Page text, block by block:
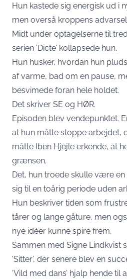
Hun kastede sig energisk ud i
men overså kroppens
Midt under optagelserne til
serien ‘Dicte’ kollapsede hun.
Hun husker, hvordan hun
af varme, bad om en pause,
besvimede foran hele holdet.
Det skriver SE og HØR.
Episoden blev vendepunktet.
at hun måtte stoppe arbejdet,
måtte Iben Hjejle erkende, at
grænsen.
Det, hun troede skulle være
sig til en toårig periode uden
Hun beskriver tiden som
tårer og lange gåture, men
nye idéer kunne spire frem.
Sammen med Signe Lindkvist
‘Sitter’, der senere blev en
‘Vild med dans’ hjalp hende til